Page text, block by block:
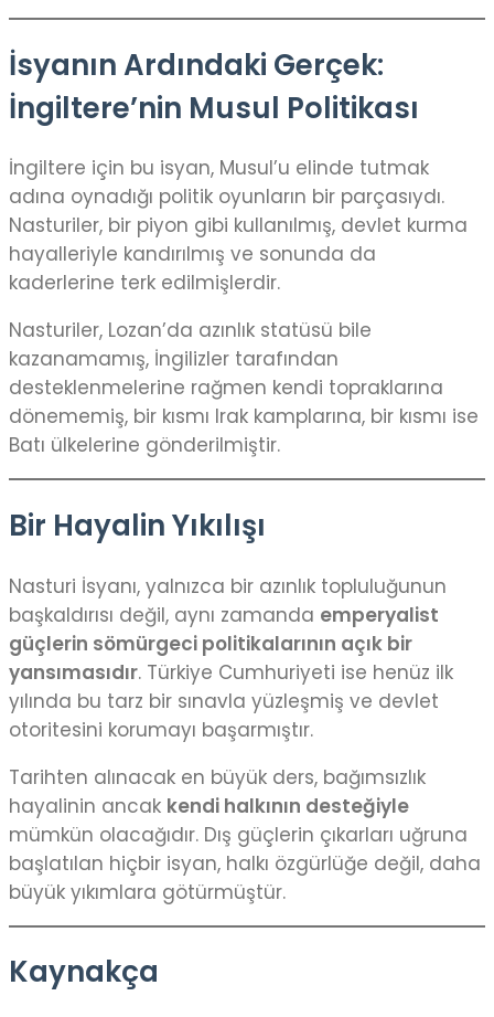
İsyanın Ardındaki Gerçek:
İngiltere’nin Musul Politikası
İngiltere için bu isyan, Musul’u elinde tutmak
adına oynadığı politik oyunların bir parçasıydı.
Nasturiler, bir piyon gibi kullanılmış, devlet kurma
hayalleriyle kandırılmış ve sonunda da
kaderlerine terk edilmişlerdir.
Nasturiler, Lozan’da azınlık statüsü bile
kazanamamış, İngilizler tarafından
desteklenmelerine rağmen kendi topraklarına
dönememiş, bir kısmı Irak kamplarına, bir kısmı ise
Batı ülkelerine gönderilmiştir.
Bir Hayalin Yıkılışı
Nasturi İsyanı, yalnızca bir azınlık topluluğunun
başkaldırısı değil, aynı zamanda emperyalist
güçlerin sömürgeci politikalarının açık bir
yansımasıdır. Türkiye Cumhuriyeti ise henüz ilk
yılında bu tarz bir sınavla yüzleşmiş ve devlet
otoritesini korumayı başarmıştır.
Tarihten alınacak en büyük ders, bağımsızlık
hayalinin ancak kendi halkının desteğiyle
mümkün olacağıdır. Dış güçlerin çıkarları uğruna
başlatılan hiçbir isyan, halkı özgürlüğe değil, daha
büyük yıkımlara götürmüştür.
Kaynakça